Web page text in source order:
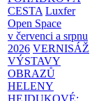
CESTA Luxfer
Open Space
v červenci a srpnu
2026 VERNISÁŽ
VÝSTAVY
OBRAZŮ
HELENY
HEJDUKOVÉ: